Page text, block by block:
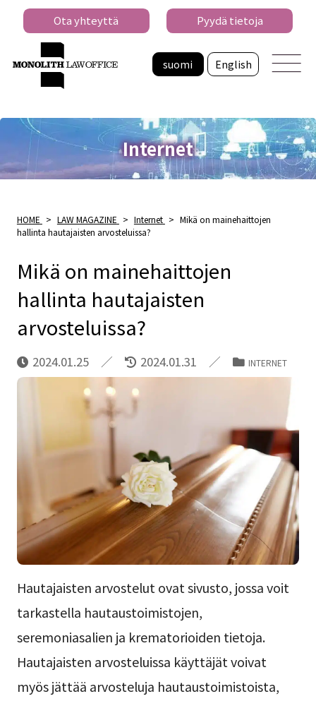
suomi English
Ota yhteyttä Pyydä tietoja
Internet
HOME > LAW MAGAZINE > Internet > Mikä on mainehaittojen
hallinta hautajaisten arvosteluissa?
Mikä on mainehaittojen
hallinta hautajaisten
arvosteluissa?
2024.01.25 2024.01.31 INTERNET
Hautajaisten arvostelut ovat sivusto, jossa voit
tarkastella hautaustoimistojen,
seremoniasalien ja krematorioiden tietoja.
Hautajaisten arvosteluissa käyttäjät voivat
myös jättää arvosteluja hautaustoimistoista,